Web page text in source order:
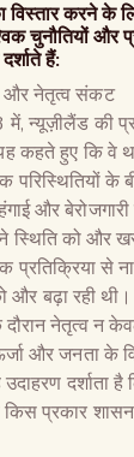
विस्तार करने
चुनौतियों और
हैं:
और नेतृत्व संकट
न्यूज़ीलैंड की
यह कहते हुए कि
परिस्थितियों के
और
ने स्थिति को और
से
और बढ़ा रही थी।
नेतृत्व न केवल
और जनता के
दर्शाता
प्रकार